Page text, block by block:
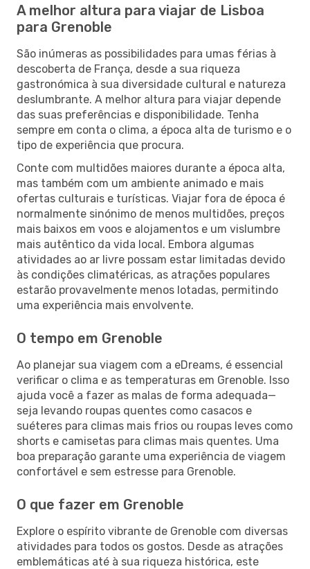
A melhor altura para viajar de Lisboa
para Grenoble
São inúmeras as possibilidades para umas férias à
descoberta de França, desde a sua riqueza
gastronómica à sua diversidade cultural e natureza
deslumbrante. A melhor altura para viajar depende
das suas preferências e disponibilidade. Tenha
sempre em conta o clima, a época alta de turismo e o
tipo de experiência que procura.
Conte com multidões maiores durante a época alta,
mas também com um ambiente animado e mais
ofertas culturais e turísticas. Viajar fora de época é
normalmente sinónimo de menos multidões, preços
mais baixos em voos e alojamentos e um vislumbre
mais autêntico da vida local. Embora algumas
atividades ao ar livre possam estar limitadas devido
às condições climatéricas, as atrações populares
estarão provavelmente menos lotadas, permitindo
uma experiência mais envolvente.
O tempo em Grenoble
Ao planejar sua viagem com a eDreams, é essencial
verificar o clima e as temperaturas em Grenoble. Isso
ajuda você a fazer as malas de forma adequada—
seja levando roupas quentes como casacos e
suéteres para climas mais frios ou roupas leves como
shorts e camisetas para climas mais quentes. Uma
boa preparação garante uma experiência de viagem
confortável e sem estresse para Grenoble.
O que fazer em Grenoble
Explore o espírito vibrante de Grenoble com diversas
atividades para todos os gostos. Desde as atrações
emblemáticas até à sua riqueza histórica, este